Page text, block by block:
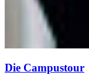
Die Campustour